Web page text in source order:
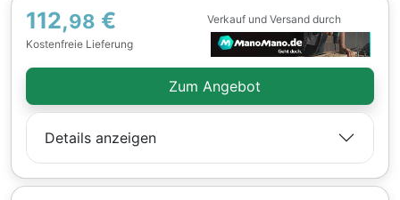
112,98 €
Kostenfreie Lieferung
Verkauf und Versand durch
Zum Angebot
Details anzeigen